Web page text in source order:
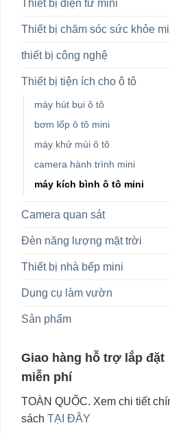
Thiết bị điện tử mini
Thiết bị chăm sóc sức khỏe
thiết bị công nghệ
Thiết bị tiện ích cho ô tô
máy hút bụi ô tô
bơm lốp ô tô mini
máy khử mùi ô tô
camera hành trình mini
máy kích bình ô tô mini
Camera quan sát
Đèn năng lượng mặt trời
Thiết bị nhà bếp mini
Dụng cụ làm vườn
Sản phẩm
Giao hàng hỗ trợ lắp đặt
miễn phí
TOÀN QUỐC. Xem chi tiết
sách TẠI ĐÂY